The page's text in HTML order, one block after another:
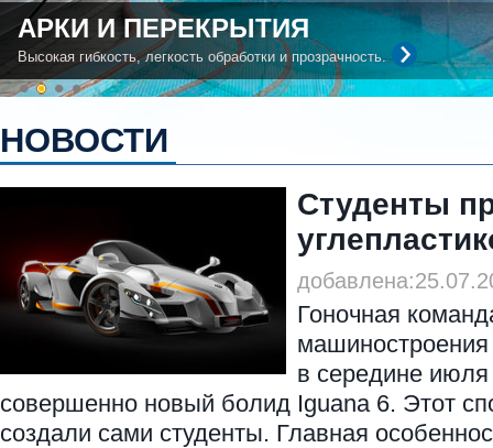
АРКИ И ПЕРЕКРЫТИЯ
Высокая гибкость, легкость обработки и прозрачность.
НОВОСТИ
Студенты
Гоночная
в середине июля
совершенно новый болид Iguana 6. Этот
создали сами студенты. Главная